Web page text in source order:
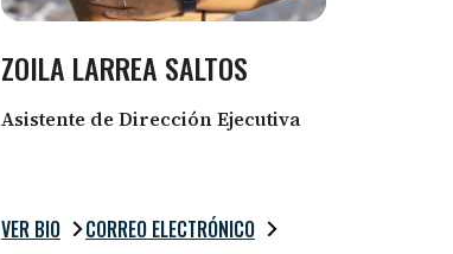
ZOILA LARREA SALTOS
Asistente de Dirección Ejecutiva
VER BIO CORREO ELECTRÓNICO